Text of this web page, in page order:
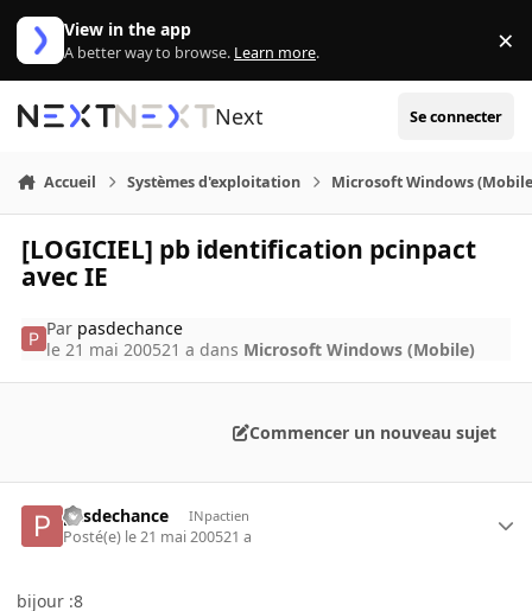
Aller au contenu
View in the app
A better way to browse. Learn more. ×
Next Se connecter
Accueil Systèmes d'exploitation Microsoft Windows
[LOGICIEL] pb identification pcinpact
avec IE
Par pasdechance
le 21 mai 200521 a dans Microsoft Windows (Mobile)
Commencer un nouveau sujet
pasdechance INpactien
Posté(e) le 21 mai 200521 a
bijour :8